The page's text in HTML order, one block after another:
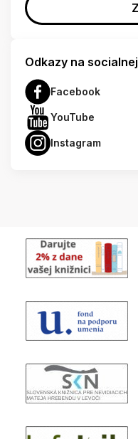
Odkazy na
Facebook
YouTube
Instagram